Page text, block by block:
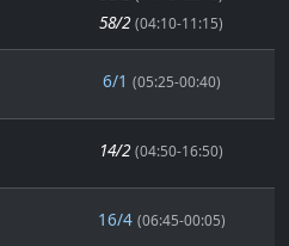
58/2 (04:10-11:15)
6/1 (05:25-00:40)
14/2 (04:50-16:50)
16/4 (06:45-00:05)